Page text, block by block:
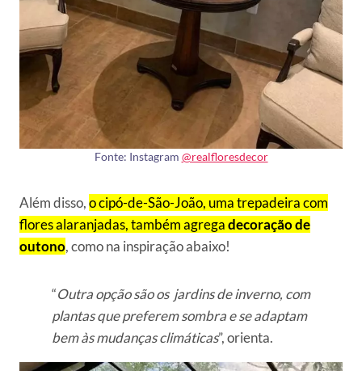
Fonte: Instagram @realfloresdecor
Além disso,o cipó-de-São-João, uma trepadeira com
flores alaranjadas, também agregadecoração de
outono, como na inspiração abaixo!
“Outra opção são os jardins de inverno, com
plantas que preferem sombra e se adaptam
bem às mudanças climáticas”, orienta.